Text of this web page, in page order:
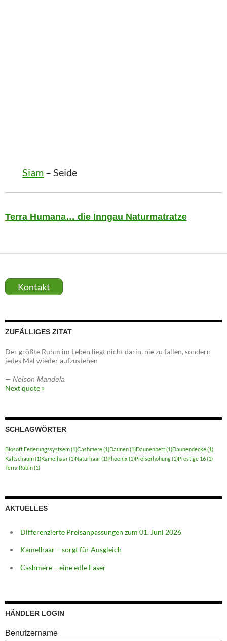
Siam – Seide
Terra Humana… die Inngau Naturmatratze
Kontakt
ZUFÄLLIGES ZITAT
Der größte Ruhm im Leben liegt nicht darin, nie zu fallen, sondern
jedes Mal wieder aufzustehen
— Nelson Mandela
Next quote »
SCHLAGWÖRTER
Biosoft Federungssystsem(1)Cashmere(1)Daunen(1)Daunenbett(1)Daunendecke(1)
Kaltschaum(1)Kamelhaar(1)Naturhaar(1)Phoenix (1)Preiserhöhung(1)Prestige 16(1)
Terra Rubin(1)
AKTUELLES
Differenzierte Preisanpassungen zum 01. Juni 2026
Kamelhaar – sorgt für Ausgleich
Cashmere – eine edle Faser
HÄNDLER LOGIN
Benutzername